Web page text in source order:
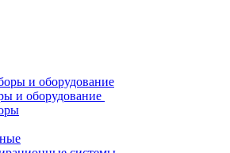
и оборудование